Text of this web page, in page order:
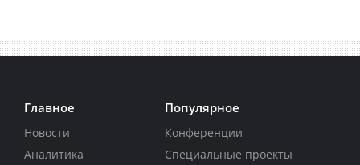
Главное
Новости
Аналитика
Популярное
Конференции
Специальные проекты